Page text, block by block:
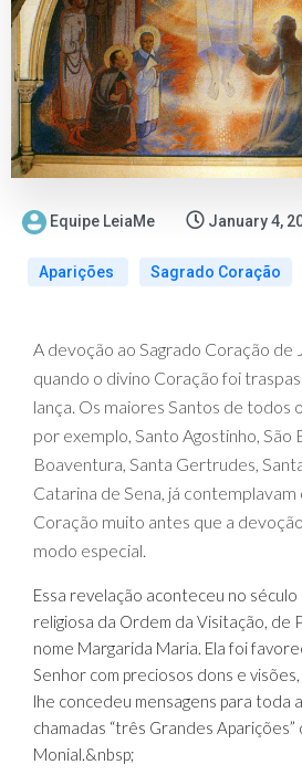
Equipe LeiaMe January 4,
Aparições Sagrado Coração
A devoção ao Sagrado Coração de
quando o divino Coração foi
lança. Os maiores Santos de todos
por exemplo, Santo Agostinho, São
Boaventura, Santa Gertrudes,
Catarina de Sena, já
Coração muito antes que a
modo especial.
Essa revelação aconteceu no século
religiosa da Ordem da Visitação, de
nome Margarida Maria. Ela foi
Senhor com preciosos dons e
lhe concedeu mensagens para toda
chamadas “três Grandes
Monial.&nbsp;